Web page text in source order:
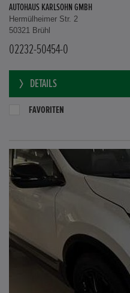
AUTOHAUS KARLSOHN GMBH
Hermülheimer Str. 2
50321 Brühl
DETAILS